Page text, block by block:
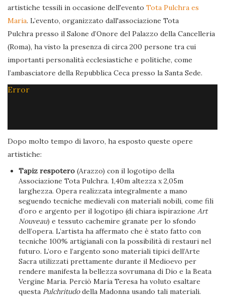
artistiche tessili in occasione dell'evento Tota Pulchra es
Maria. L’evento, organizzato dall'associazione Tota
Pulchra presso il Salone d’Onore del Palazzo della Cancelleria
(Roma), ha visto la presenza di circa 200 persone tra cui
importanti personalità ecclesiastiche e politiche, come
l’ambasciatore della Repubblica Ceca presso la Santa Sede.
Error
Dopo molto tempo di lavoro, ha esposto queste opere
artistiche:
Tapiz respotero (Arazzo) con il logotipo della
Associazione Tota Pulchra. 1,40m altezza x 2,05m
larghezza. Opera realizzata integralmente a mano
seguendo tecniche medievali con materiali nobili, come fili
d’oro e argento per il logotipo (di chiara ispirazioneArt
Nouveau) e tessuto cachemire granate per lo sfondo
dell’opera. L’artista ha affermato che è stato fatto con
tecniche 100% artigianali con la possibilità di restauri nel
futuro. L’oro e l’argento sono materiali tipici dell’Arte
Sacra utilizzati prettamente durante il Medioevo per
rendere manifesta la bellezza sovrumana di Dio e la Beata
Vergine Maria. Perciò María Teresa ha voluto esaltare
questa Pulchritudodella Madonna usando tali materiali.